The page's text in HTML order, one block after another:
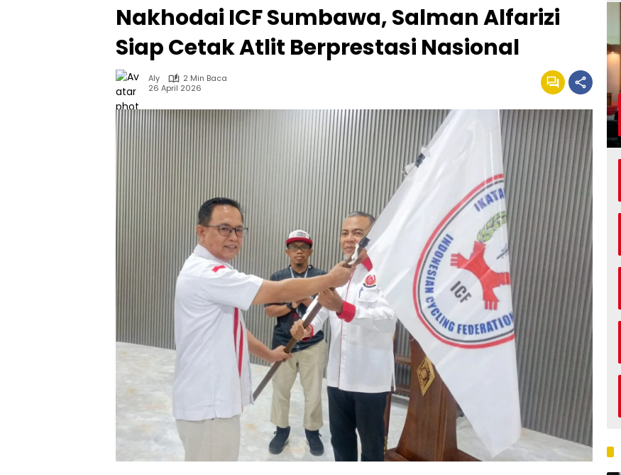
Nakhodai ICF Sumbawa, Salman Alfarizi
Siap Cetak Atlit Berprestasi Nasional
Aly
2 Min Baca
26 April 2026